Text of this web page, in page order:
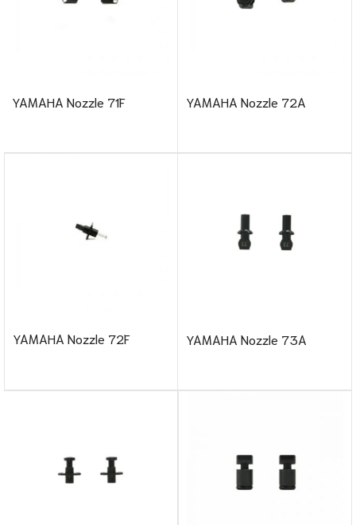
YAMAHA Nozzle 71F YAMAHA Nozzle 72A
YAMAHA Nozzle 72F YAMAHA Nozzle 73A